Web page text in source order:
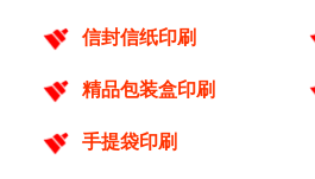
信封信纸印刷
精品包装盒印刷
手提袋印刷